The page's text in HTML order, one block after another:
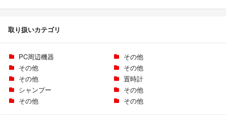
取り扱いカテゴリ
PC周辺機器
その他
その他
その他
その他
置時計
シャンプー
その他
その他
その他